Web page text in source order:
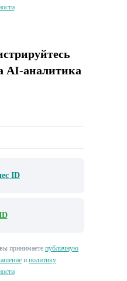
AI-аналитика
ID
принимаете публичную
и политику